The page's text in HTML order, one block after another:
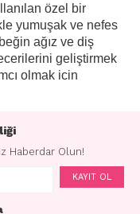
özel bir
yumuşak ve nefes
ağız ve diş
geliştirmek
olmak için
bebeklere taze
sunulmasını
süreçlerini
ucu veya kapalı
bebeklerin küçük
Haberdar Olun!
KAYIT OL